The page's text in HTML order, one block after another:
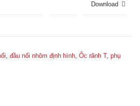
Download
, đầu nối nhôm định hình, Ốc rãnh T, phụ